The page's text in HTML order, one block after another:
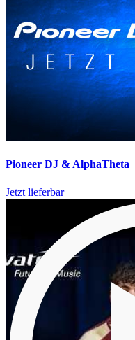
Pioneer DJ & AlphaTheta
Jetzt lieferbar